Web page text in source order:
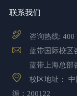
联系我们
咨询热线:400
蓝带国际校区
蓝带上海总部
校区地址：
编：200122